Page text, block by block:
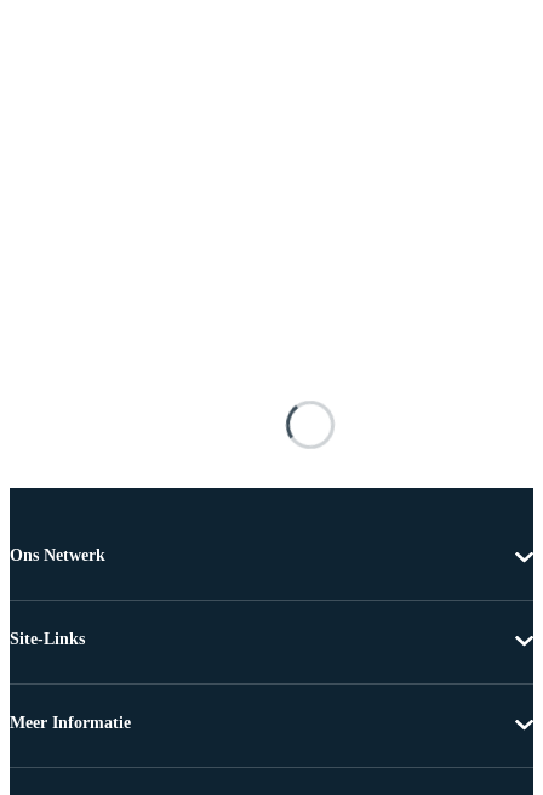
Ons Netwerk
Site-Links
Meer Informatie